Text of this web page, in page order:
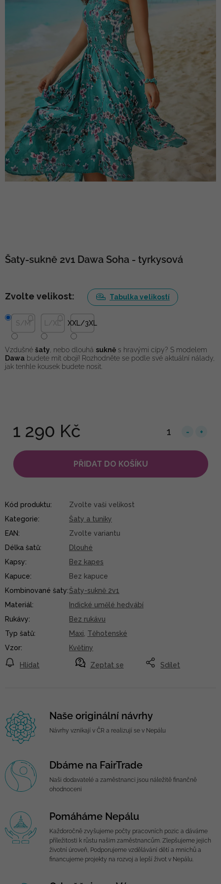
Šaty-sukně 2v1 Dawa Soha - tyrkysová
1 290 Kč
PŘIDAT DO KOŠÍKU
Zvolte velikost: Tabulka velikostí
S/M L/XL XXL/3XL
Vzdušné šaty , nebo dlouhá sukně s hravými cípy? S modelem
Dawa budete mít obojí! Rozhodněte se podle své aktuální nálady,
jak tenhle kousek budete nosit.
Zeptat se
Hlídat Sdílet
Kód produktu:
Zvolte vaši velikost
Kategorie:
Šaty a tuniky
EAN:
Zvolte variantu
Délka šatů:
Dlouhé
Kapsy:
Bez kapes
Kapuce:
Bez kapuce
Kombinované šaty:Šaty-sukně 2v1
Materiál:
Indické umělé hedvábí
Rukávy:
Bez rukávu
Typ šatů: Maxi Těhotenské
Vzor: Květiny
Naše originální návrhy
Návrhy vznikají v ČR a realizují se v Nepálu
Dbáme na FairTrade
Naši dodavatelé a zaměstnanci jsou náležitě finančně
ohodnoceni
Pomáháme Nepálu
Každoročně zvyšujeme počty pracovních pozic a dáváme
příležitosti k růstu našim zaměstnancům. Zlepšujeme jejich
životní úroveň, Podporujeme vzdělávání dětí a mnichů a
financujeme projekty na rozvoj a lepší život v Nepálu.